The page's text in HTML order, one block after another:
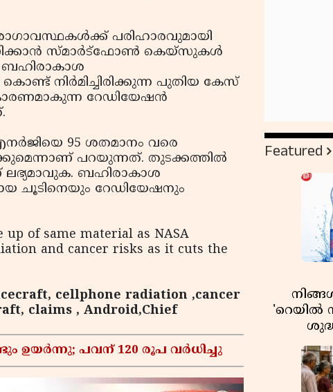
പരിഹാരവുമായി
സ്മാര്‍ട്‌ഫോണ്‍ കെയ്‌സുകള്‍
നിര്‍മിച്ചിരിക്കുന്ന പുതിയ കേസ്
റേഡിയേഷന്‍
95 ശതമാനം വരെ
പറയുന്നത്. തുടക്കത്തില്‍
ബഹിരാകാശ
ചൂടിനെയും റേഡിയേഷനും
up of same material as NASA
and cancer risks as it cuts the
cellphone radiation ,cancer
claims , Android,Chief
ഉയർന്നു; പവന് 120 രൂപ വര്‍ധിച്ചു
Featured
'റെയിൽ